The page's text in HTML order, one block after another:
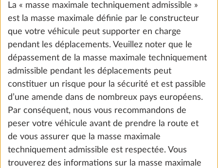
Augmentation de la MMTA à 1.750 kg
sans modification technique
0,0 kg
0 €
Ajouter
La « masse maximale techniquement admissible »
est la masse maximale définie par le constructeur
que votre véhicule peut supporter en charge
pendant les déplacements. Veuillez noter que le
dépassement de la masse maximale techniquement
admissible pendant les déplacements peut
constituer un risque pour la sécurité et est passible
d’une amende dans de nombreux pays européens.
Par conséquent, nous vous recommandons de
peser votre véhicule avant de prendre la route et
de vous assurer que la masse maximale
techniquement admissible est respectée. Vous
trouverez des informations sur la masse maximale